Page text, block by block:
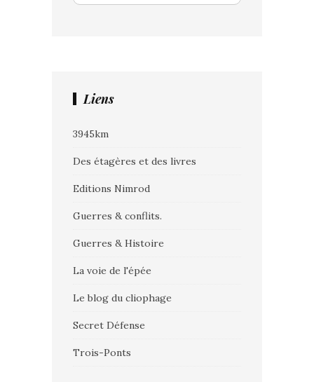
Liens
3945km
Des étagères et des livres
Editions Nimrod
Guerres & conflits.
Guerres & Histoire
La voie de l'épée
Le blog du cliophage
Secret Défense
Trois-Ponts